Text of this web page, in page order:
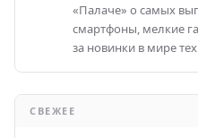
«Палаче» о самых
смартфоны, мелкие
за новинки в мире
СВЕЖЕЕ